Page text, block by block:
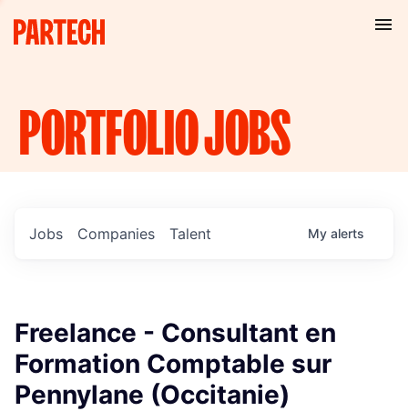
PORTFOLIOJOBS
Jobs Companies Talent My alerts
Freelance - Consultant en
Formation Comptable sur
Pennylane (Occitanie)